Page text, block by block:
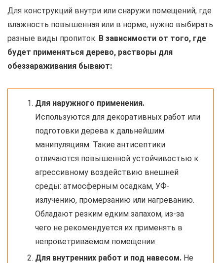
Для конструкций внутри или снаружи помещений, где
влажность повышенная или в норме, нужно выбирать
разные виды пропиток. В зависимости от того, где
будет применяться дерево, растворы для
обеззараживания бывают:
Для наружного применения.
Используются для декоративных работ или
подготовки дерева к дальнейшим
манипуляциям. Такие антисептики
отличаются повышенной устойчивостью к
агрессивному воздействию внешней
среды: атмосферным осадкам, УФ-
излучению, промерзанию или нагреванию.
Обладают резким едким запахом, из-за
чего не рекомендуется их применять в
непроветриваемом помещении
Для внутренних работ и под навесом. Не